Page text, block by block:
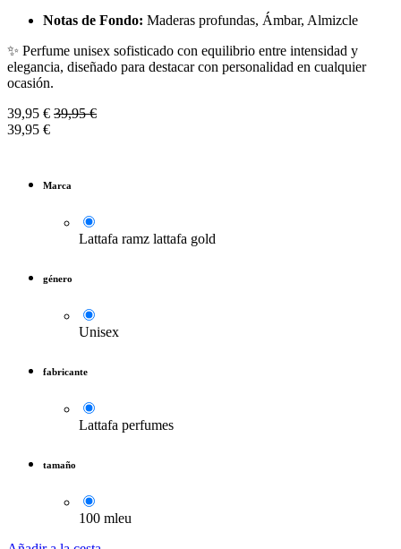
Notas de Fondo: Maderas profundas, Ámbar, Almizcle
✨ Perfume unisex sofisticado con equilibrio entre intensidad y
elegancia, diseñado para destacar con personalidad en cualquier
ocasión.
39,95 € 39,95€
39,95 €
Marca
Lattafa ramz lattafa gold
género
Unisex
fabricante
Lattafa perfumes
tamaño
100 mleu